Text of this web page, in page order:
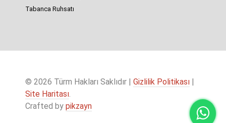
Tabanca Ruhsatı
© 2026 Türm Hakları Saklıdır | Gizlilik Politikası
Site Haritası.
Crafted by pikzayn